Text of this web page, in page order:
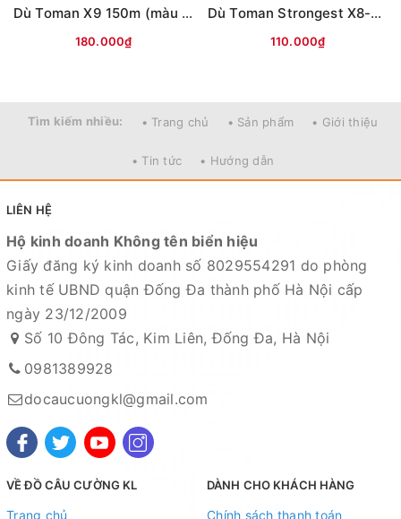
Dù Toman X9 150m (màu ĐỎ)
180.000₫
Dù Toman Strongest X8-100m (màu vàng)
110.000₫
Tìm kiếm nhiều: • Trang chủ • Sản phẩm • Giới thiệu
• Tin tức • Hướng dẫn
LIÊN HỆ
Hộ kinh doanh Không tên biển hiệu
Giấy đăng ký kinh doanh số 8029554291 do phòng
kinh tế UBND quận Đống Đa thành phố Hà Nội cấp
ngày 23/12/2009
Số 10 Đông Tác, Kim Liên, Đống Đa, Hà Nội
0981389928
docaucuongkl@gmail.com
VỀ ĐỒ CÂU CƯỜNG KL
Trang chủ
DÀNH CHO KHÁCH HÀNG
Chính sách thanh toán